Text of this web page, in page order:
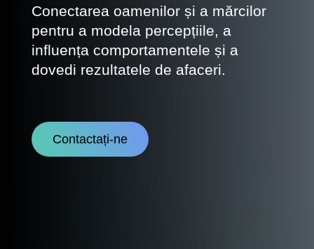
Conectarea oamenilor și a mărcilor
pentru a modela percepțiile, a
influența comportamentele și a
dovedi rezultatele de afaceri.
Contactați-ne